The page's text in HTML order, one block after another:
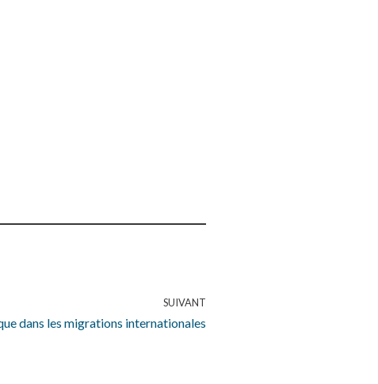
SUIVANT
dans les migrations internationales